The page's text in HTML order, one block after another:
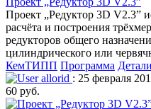
Проект „Редуктор 3D V2.3”
расчёта и построения
редукторов общего
цилиндрического или
КемТИПП Программа
allorid : 25 февраля
60 руб.